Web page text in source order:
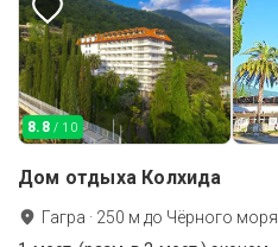
8.8 / 10
Дом отдыха Колхида
Гагра · 250 м до Чёрного